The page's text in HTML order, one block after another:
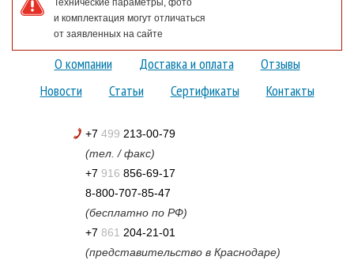
и комплектация могут отличаться
от заявленных на сайте
О компании Доставка и оплата
Отзывы
Новости
Статьи Сертификаты Контакты
+7 499 213-00-79
(тел. / факс)
+7 916 856-69-17
8-800-707-85-47
(бесплатно по РФ)
+7 861 204-21-01
(представительство в Краснодаре)